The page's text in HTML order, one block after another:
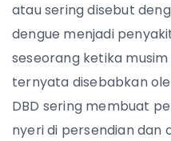
atau sering disebut
dengue menjadi
seseorang ketika
ternyata disebabkan
DBD sering membuat
nyeri di persendian dan